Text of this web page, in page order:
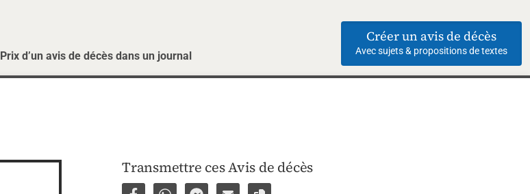
Prix d’un avis de décès dans un journal
Créer un avis de décès
Avec sujets & propositions de textes
Transmettre ces Avis de décès